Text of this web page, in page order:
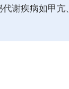
谢疾病如甲